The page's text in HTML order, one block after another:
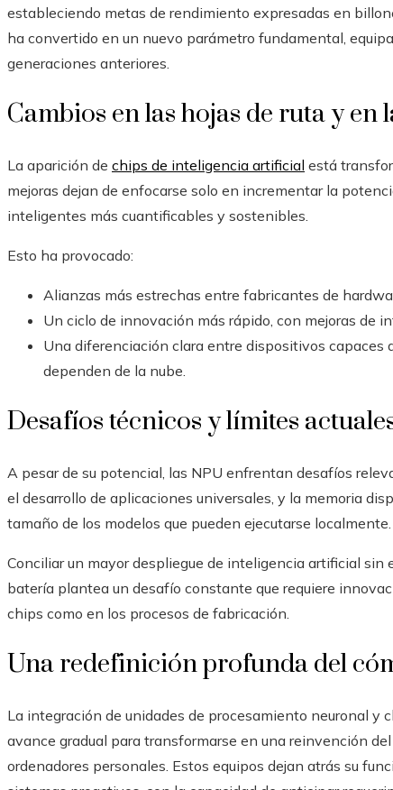
estableciendo metas de rendimiento expresadas en
ha convertido en un nuevo parámetro fundamental,
generaciones anteriores.
Cambios en las hojas de ruta y en
La aparición de chips de inteligencia artificial está
mejoras dejan de enfocarse solo en incrementar la
inteligentes más cuantificables y sostenibles.
Esto ha provocado:
Alianzas más estrechas entre fabricantes de
Un ciclo de innovación más rápido, con mejoras de
Una diferenciación clara entre dispositivos capaces
dependen de la nube.
Desafíos técnicos y límites
A pesar de su potencial, las NPU enfrentan desafíos
el desarrollo de aplicaciones universales, y la memoria
tamaño de los modelos que pueden ejecutarse localmente.
Conciliar un mayor despliegue de inteligencia artificial sin
batería plantea un desafío constante que requiere
chips como en los procesos de fabricación.
Una redefinición profunda del
La integración de unidades de procesamiento neuronal y
avance gradual para transformarse en una reinvención
ordenadores personales. Estos equipos dejan atrás su